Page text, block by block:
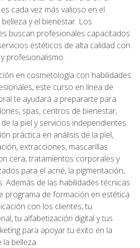
cada vez más valioso en el
y el bienestar. Los
buscan profesionales capacitados
estéticos de alta calidad con
profesionalismo.
en cosmetología con habilidades
este curso en línea de
te ayudará a prepararte para
spas, centros de bienestar,
la piel y servicios independientes.
práctica en análisis de la piel,
extracciones, mascarillas
cera, tratamientos corporales y
para el acné, la pigmentación,
Además de las habilidades técnicas
programa de formación en estética
con los clientes, tu
tu alfabetización digital y tus
para apoyar tu éxito en la
belleza.